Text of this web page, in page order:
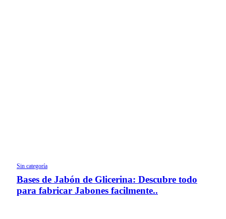
Sin categoría
Bases de Jabón de Glicerina: Descubre todo
para fabricar Jabones facilmente..